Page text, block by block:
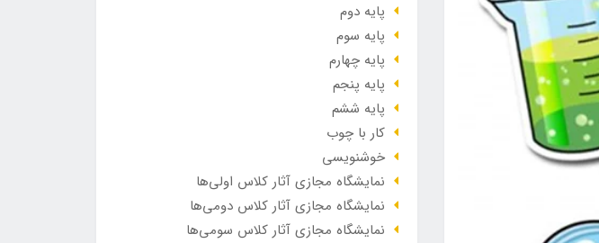
پایه دوم
پایه سوم
پایه چهارم
پایه پنجم
پایه ششم
کار با چوب
خوشنویسی
نمایشگاه مجازی آثار کلاس اولی‌ها
نمایشگاه مجازی آثار کلاس دومی‌ها
نمایشگاه مجازی آثار کلاس سومی‌ها